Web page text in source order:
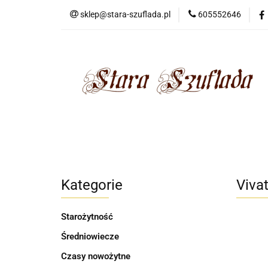
sklep@stara-szuflada.pl 605552646
NOWOŚCI
Kategorie
Starożytność
Średniowiecze
Czasy nowożytne